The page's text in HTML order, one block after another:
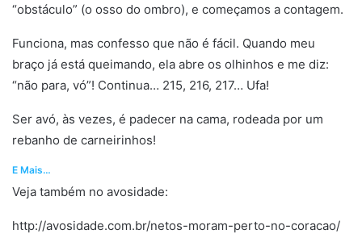
“obstáculo” (o osso do ombro), e começamos a contagem.
Funciona, mas confesso que não é fácil. Quando meu
braço já está queimando, ela abre os olhinhos e me diz:
“não para, vó”! Continua… 215, 216, 217… Ufa!
Ser avó, às vezes, é padecer na cama, rodeada por um
rebanho de carneirinhos!
E Mais…
Veja também no avosidade:
http://avosidade.com.br/netos-moram-perto-no-coracao/